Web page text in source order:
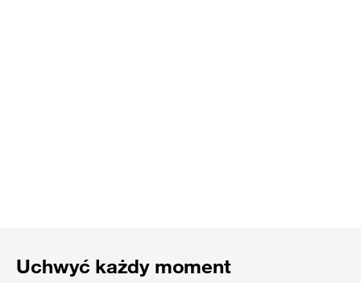
Uchwyć każdy moment